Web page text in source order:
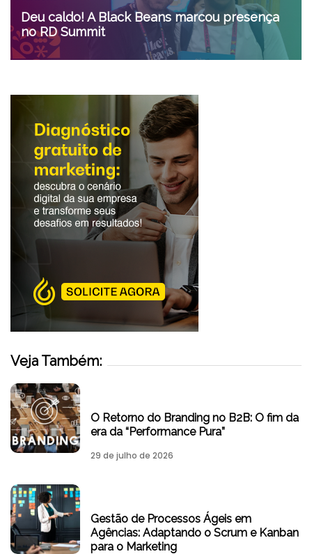
Deu caldo! A Black Beans marcou presença
no RD Summit
Veja Também:
O Retorno do Branding no B2B: O fim da
era da “Performance Pura”
29 de julho de 2026
Gestão de Processos Ágeis em
Agências: Adaptando o Scrum e Kanban
para o Marketing